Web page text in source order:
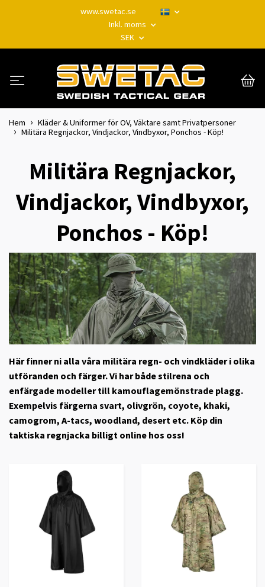
www.swetac.se
Inkl. moms
SEK
Hem
Kläder & Uniformer för OV, Väktare samt Privatpersoner
Militära Regnjackor, Vindjackor, Vindbyxor, Ponchos - Köp!
Militära Regnjackor,
Vindjackor, Vindbyxor,
Ponchos - Köp!
Här finner ni alla våra militära regn- och vindkläder i olika
utföranden och färger. Vi har både stilrena och
enfärgade modeller till kamouflagemönstrade plagg.
Exempelvis färgerna svart, olivgrön, coyote, khaki,
camogrom, A-tacs, woodland, desert etc. Köp din
taktiska regnjacka billigt online hos oss!